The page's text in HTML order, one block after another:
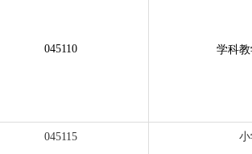
0451 10 学科
045115